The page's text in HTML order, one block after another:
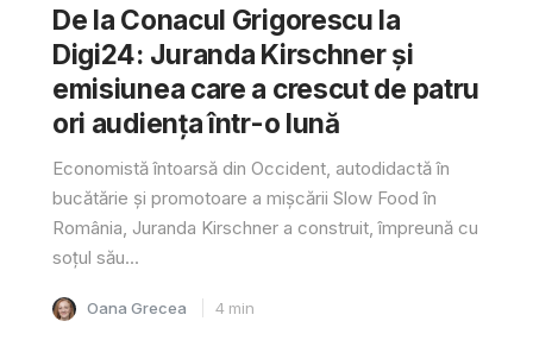
De la Conacul Grigorescu la
Digi24: Juranda Kirschner și
emisiunea care a crescut de patru
ori audiența într-o lună
Economistă întoarsă din Occident, autodidactă în
bucătărie și promotoare a mișcării Slow Food în
România, Juranda Kirschner a construit, împreună cu
soțul său...
Oana Grecea 4 min